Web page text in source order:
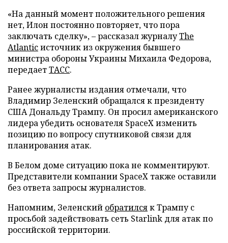
«На данный момент положительного решения
нет, Илон постоянно повторяет, что пора
заключать сделку», – рассказал журналуThe
Atlanticисточник из окружения бывшего
министра обороны Украины Михаила Федорова,
передаетТАСС.
Ранее журналисты издания отмечали, что
Владимир Зеленский обращался к президенту
США Дональду Трампу. Он просил американского
лидера убедить основателя SpaceX изменить
позицию по вопросу спутниковой связи для
планирования атак.
В Белом доме ситуацию пока не комментируют.
Представители компании SpaceX также оставили
без ответа запросы журналистов.
Напомним, Зеленский обратилсяк Трампу с
просьбой задействовать сеть Starlink для атак по
российской территории.